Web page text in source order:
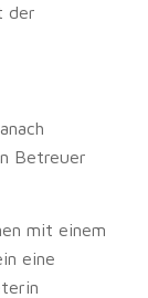
der
Betreuer
mit einem
eine